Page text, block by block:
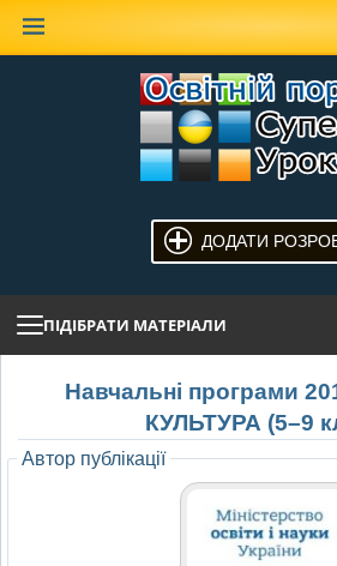
ДОДАТИ
ПІДІБРАТИ МАТЕРІАЛИ
Навчальні програми
КУЛЬТУРА (5–9
Автор публікації